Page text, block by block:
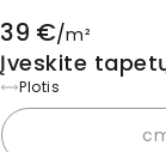
39 €/m²
Įveskite
Plotis